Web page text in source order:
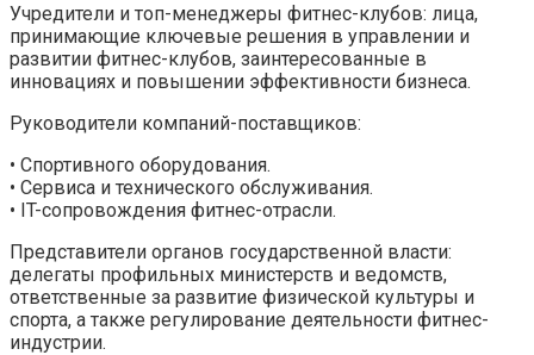
Учредители и топ-менеджеры фитнес-клубов: лица,
принимающие ключевые решения в управлении и
развитии фитнес-клубов, заинтересованные в
инновациях и повышении эффективности бизнеса.
Руководители компаний-поставщиков:
• Спортивного оборудования.
• Сервиса и технического обслуживания.
• IT-сопровождения фитнес-отрасли.
Представители органов государственной власти:
делегаты профильных министерств и ведомств,
ответственные за развитие физической культуры и
спорта, а также регулирование деятельности фитнес-
индустрии.